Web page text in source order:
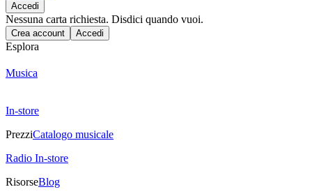
Accedi
Nessuna carta richiesta. Disdici quando vuoi.
Crea account Accedi
Esplora
Musica
In-store
PrezziCatalogo musicale
Radio In-store
RisorseBlog